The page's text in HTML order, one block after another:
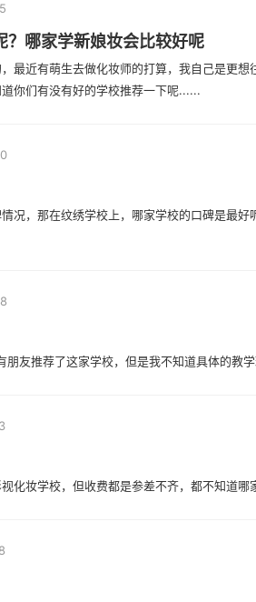
？哪家学新娘妆会比较好呢
最近有萌生去做化妆师的打算，我自己是更想
你们有没有好的学校推荐一下呢......
况，那在纹绣学校上，哪家学校的口碑是最好
友推荐了这家学校，但是我不知道具体的教
化妆学校，但收费都是参差不齐，都不知道哪